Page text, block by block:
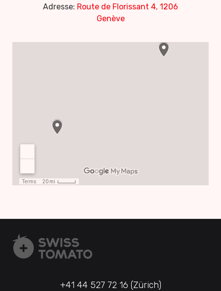
Adresse: Route de Florissant 4, 1206
Genève
+41 44 527 72 16 (Zürich)